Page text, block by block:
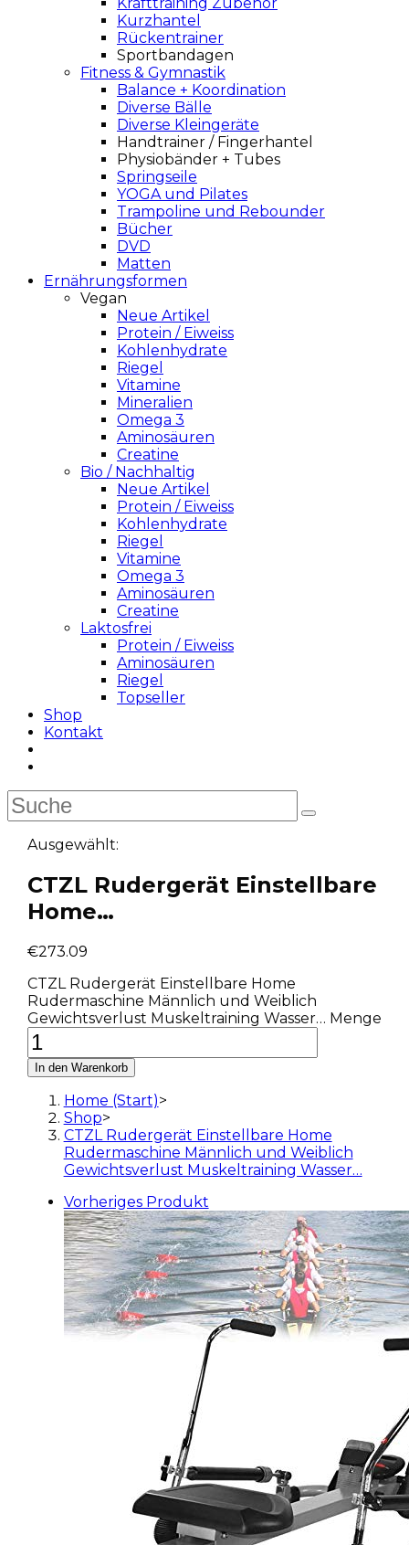
Kurzhantel
Rückentrainer
Sportbandagen
Fitness & Gymnastik
Balance + Koordination
Diverse Bälle
Diverse Kleingeräte
Handtrainer / Fingerhantel
Physiobänder + Tubes
Springseile
YOGA und Pilates
Trampoline und Rebounder
Bücher
DVD
Matten
Ernährungsformen
Vegan
Neue Artikel
Protein / Eiweiss
Kohlenhydrate
Riegel
Vitamine
Mineralien
Omega 3
Aminosäuren
Creatine
Bio / Nachhaltig
Neue Artikel
Protein / Eiweiss
Kohlenhydrate
Riegel
Vitamine
Omega 3
Aminosäuren
Creatine
Laktosfrei
Protein / Eiweiss
Aminosäuren
Riegel
Topseller
Shop
Kontakt
Ausgewählt:
CTZL Rudergerät Einstellbare
Home…
€273.09
CTZL Rudergerät Einstellbare Home
Rudermaschine Männlich und Weiblich
Gewichtsverlust Muskeltraining Wasser… Menge
In den Warenkorb
Home (Start)>
Shop>
CTZL Rudergerät Einstellbare Home
Rudermaschine Männlich und Weiblich
Gewichtsverlust Muskeltraining Wasser…
Vorheriges Produkt